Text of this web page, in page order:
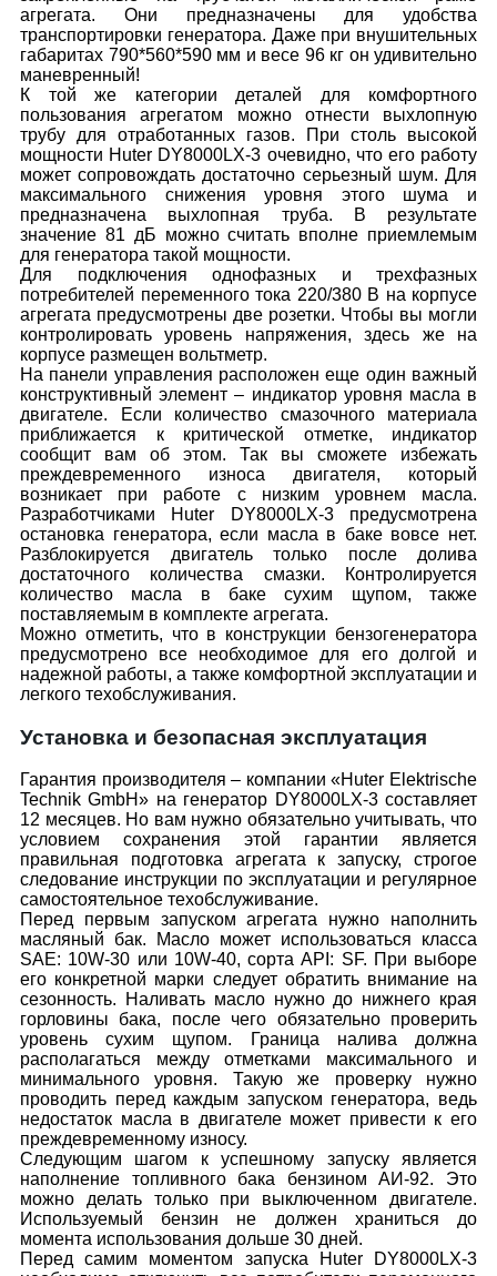
агрегата. Они предназначены для удобства
транспортировки генератора. Даже при внушительных
габаритах 790*560*590 мм и весе 96 кг он удивительно
маневренный!
К той же категории деталей для комфортного
пользования агрегатом можно отнести выхлопную
трубу для отработанных газов. При столь высокой
мощности Huter DY8000LX-3 очевидно, что его работу
может сопровождать достаточно серьезный шум. Для
максимального снижения уровня этого шума и
предназначена выхлопная труба. В результате
значение 81 дБ можно считать вполне приемлемым
для генератора такой мощности.
Для подключения однофазных и трехфазных
потребителей переменного тока 220/380 В на корпусе
агрегата предусмотрены две розетки. Чтобы вы могли
контролировать уровень напряжения, здесь же на
корпусе размещен вольтметр.
На панели управления расположен еще один важный
конструктивный элемент – индикатор уровня масла в
двигателе. Если количество смазочного материала
приближается к критической отметке, индикатор
сообщит вам об этом. Так вы сможете избежать
преждевременного износа двигателя, который
возникает при работе с низким уровнем масла.
Разработчиками Huter DY8000LX-3 предусмотрена
остановка генератора, если масла в баке вовсе нет.
Разблокируется двигатель только после долива
достаточного количества смазки. Контролируется
количество масла в баке сухим щупом, также
поставляемым в комплекте агрегата.
Можно отметить, что в конструкции бензогенератора
предусмотрено все необходимое для его долгой и
надежной работы, а также комфортной эксплуатации и
легкого техобслуживания.
Установка и безопасная эксплуатация
Гарантия производителя – компании «Huter Elektrische
Technik GmbH» на генератор DY8000LX-3 составляет
12 месяцев. Но вам нужно обязательно учитывать, что
условием сохранения этой гарантии является
правильная подготовка агрегата к запуску, строгое
следование инструкции по эксплуатации и регулярное
самостоятельное техобслуживание.
Перед первым запуском агрегата нужно наполнить
масляный бак. Масло может использоваться класса
SAE: 10W-30 или 10W-40, сорта API: SF. При выборе
его конкретной марки следует обратить внимание на
сезонность. Наливать масло нужно до нижнего края
горловины бака, после чего обязательно проверить
уровень сухим щупом. Граница налива должна
располагаться между отметками максимального и
минимального уровня. Такую же проверку нужно
проводить перед каждым запуском генератора, ведь
недостаток масла в двигателе может привести к его
преждевременному износу.
Следующим шагом к успешному запуску является
наполнение топливного бака бензином АИ-92. Это
можно делать только при выключенном двигателе.
Используемый бензин не должен храниться до
момента использования дольше 30 дней.
Перед самим моментом запуска Huter DY8000LX-3